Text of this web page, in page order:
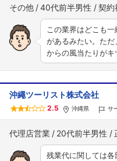
その他 40代前半男性 契約
この業界はどこも
があるみたい。た
からの風当たりが
沖繩ツーリスト株式会社
2.5 沖縄県 サ
代理店営業 20代前半男性
残業代に関しては